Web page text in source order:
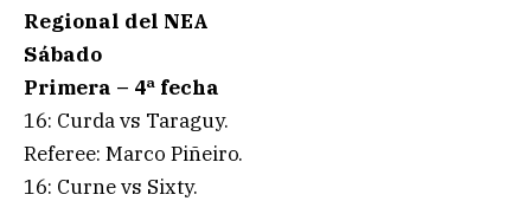
Regional del NEA
Sábado
Primera – 4ª fecha
16: Curda vs Taraguy.
Referee: Marco Piñeiro.
16: Curne vs Sixty.